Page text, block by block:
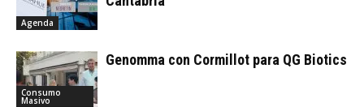
Agenda
Consumo
Masivo
Genomma con Cormillot para QG Biotics